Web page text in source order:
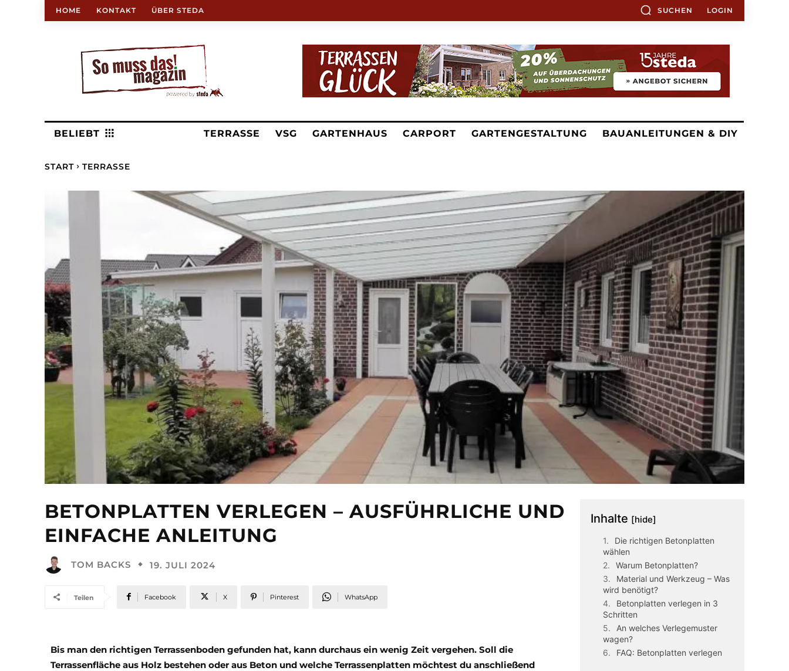
HOME KONTAKT ÜBER STEDA SUCHEN LOGIN
BELIEBT TERRASSE VSG GARTENHAUS CARPORT GARTENGESTALTUNG BAUANLEITUNGEN & DIY
START TERRASSE
BETONPLATTEN VERLEGEN – AUSFÜHRLICHE UND
EINFACHE ANLEITUNG
TOM BACKS 19. JULI 2024
Teilen Facebook X Pinterest WhatsApp
Bis man den richtigen Terrassenboden gefunden hat, kann durchaus ein wenig Zeit vergehen. Soll die
Terrassenfläche aus Holz bestehen oder aus Beton und welche Terrassenplatten möchtest du anschließend
Inhalte [hide]
Die richtigen Betonplatten
wählen
Warum Betonplatten?
Material und Werkzeug – Was
wird benötigt?
Betonplatten verlegen in 3
Schritten
An welches Verlegemuster
wagen?
FAQ: Betonplatten verlegen